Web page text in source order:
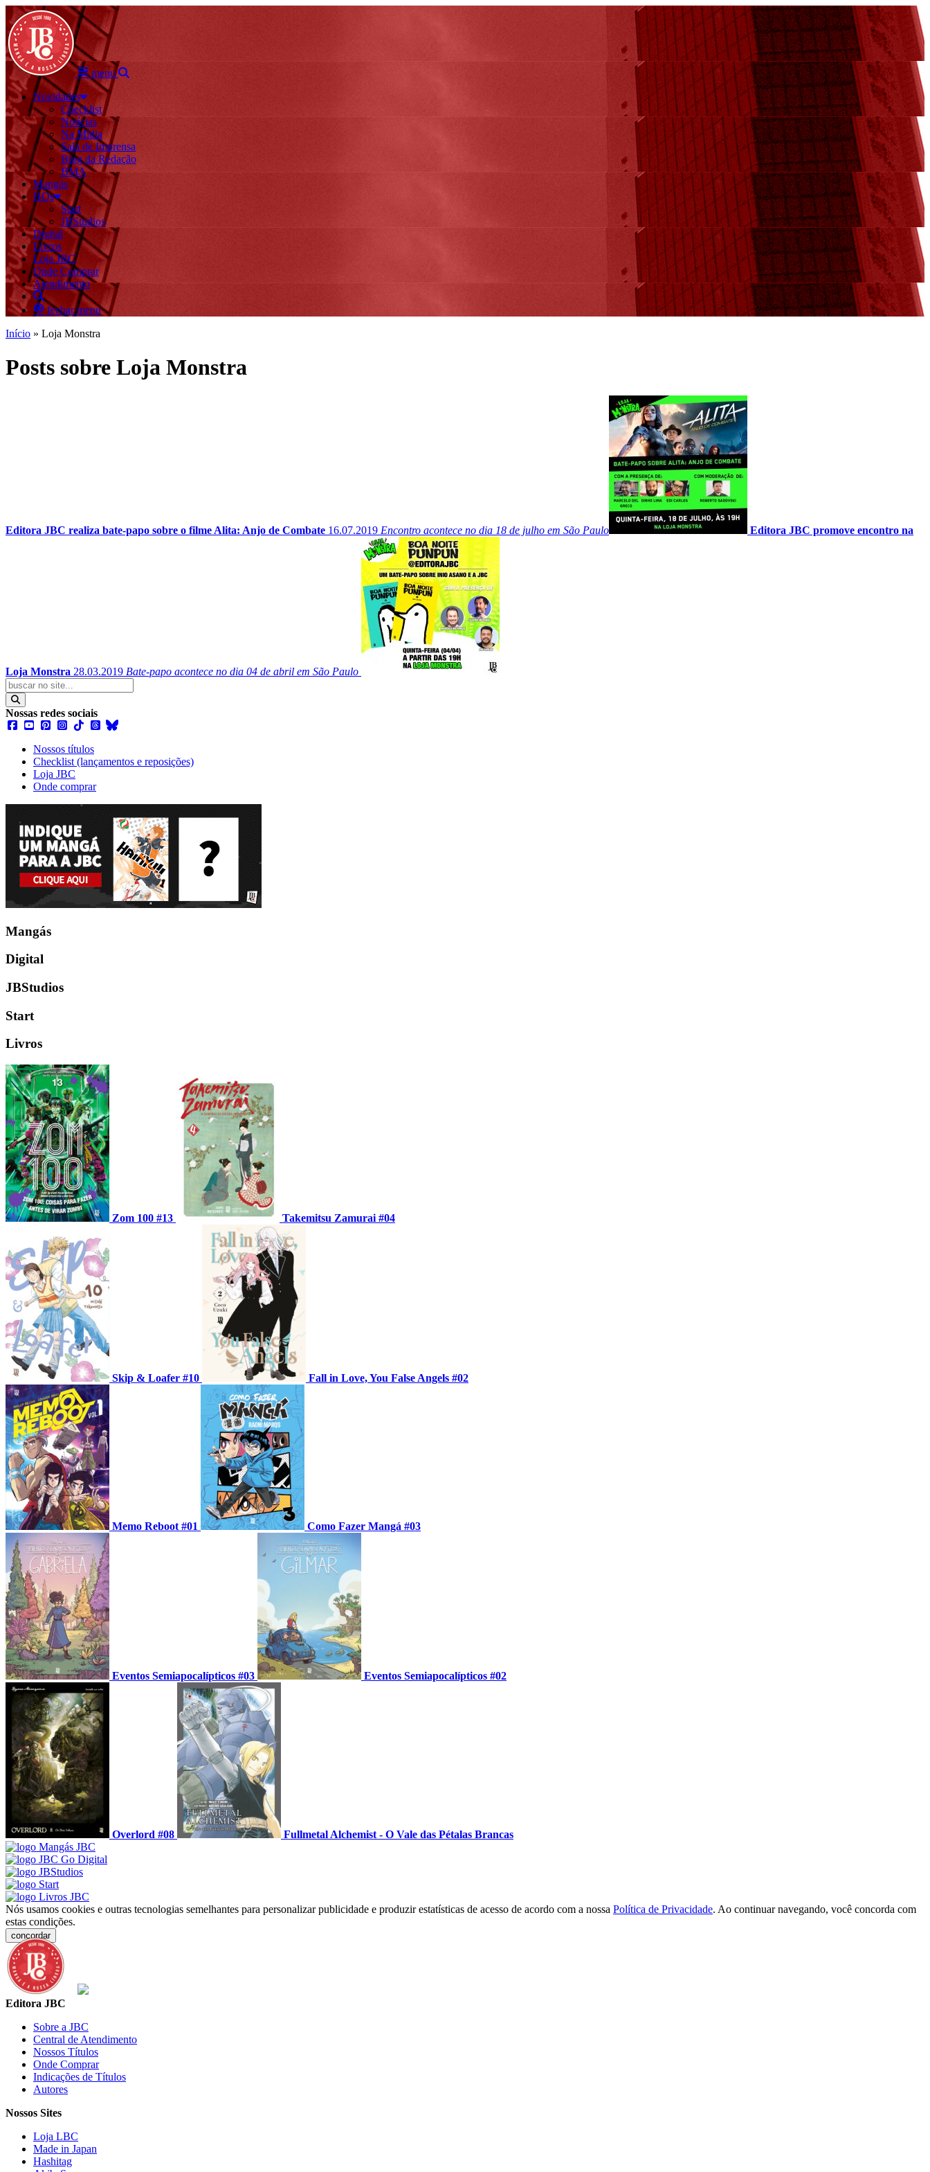
menu
Novidades
Checklist
Notícias
Na Mídia
Sala de Imprensa
Blog da Redação
BMA
Mangás
HQs
Start
JBStudios
Digital
Livros
Loja JBC
Onde Comprar
Atendimento
fechar menu
Início » Loja Monstra
Posts sobre Loja Monstra
Editora JBC realiza bate-papo sobre o filme Alita: Anjo de Combate 16.07.2019 Encontro acontece no dia 18 de julho em São Paulo Editora JBC promove encontro na
Loja Monstra 28.03.2019 Bate-papo acontece no dia 04 de abril em São Paulo
Nossas redes sociais
Nossos títulos
Checklist (lançamentos e reposições)
Loja JBC
Onde comprar
Mangás
Digital
JBStudios
Start
Livros
Zom 100 #13 Takemitsu Zamurai #04
Skip & Loafer #10 Fall in Love, You False Angels #02
Memo Reboot #01 Como Fazer Mangá #03
Eventos Semiapocalípticos #03 Eventos Semiapocalípticos #02
Overlord #08 Fullmetal Alchemist - O Vale das Pétalas Brancas
Nós usamos cookies e outras tecnologias semelhantes para personalizar publicidade e produzir estatísticas de acesso de acordo com a nossa Política de Privacidade. Ao continuar navegando, você concorda com
estas condições.
concordar
Editora JBC
Sobre a JBC
Central de Atendimento
Nossos Títulos
Onde Comprar
Indicações de Títulos
Autores
Nossos Sites
Loja LBC
Made in Japan
Hashitag